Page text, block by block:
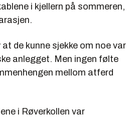
i kjellern på sommeren,
de kunne sjekke om noe var
anlegget. Men ingen følte
mellom atferd
i Røverkollen var